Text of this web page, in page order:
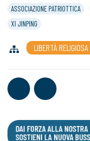
ASSOCIAZIONE PATRIOTTICA
XI JINPING
LIBERTÀ RELIGIOSA